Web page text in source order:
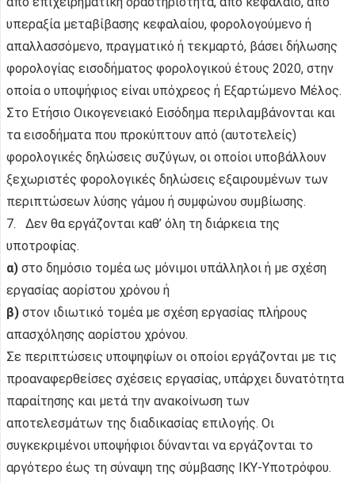
υπεραξία μεταβίβασης κεφαλαίου, φορολογούμενο ή
απαλλασσόμενο, πραγματικό ή τεκμαρτό, βάσει δήλωσης
φορολογίας εισοδήματος φορολογικού έτους 2020, στην
οποία ο υποψήφιος είναι υπόχρεος ή Εξαρτώμενο Μέλος.
Στο Ετήσιο Οικογενειακό Εισόδημα περιλαμβάνονται και
τα εισοδήματα που προκύπτουν από (αυτοτελείς)
φορολογικές δηλώσεις συζύγων, οι οποίοι υποβάλλουν
ξεχωριστές φορολογικές δηλώσεις εξαιρουμένων των
περιπτώσεων λύσης γάμου ή συμφώνου συμβίωσης.
7. Δεν θα εργάζονται καθ’ όλη τη διάρκεια της
υποτροφίας.
α) στο δημόσιο τομέα ως μόνιμοι υπάλληλοι ή με σχέση
εργασίας αορίστου χρόνου ή
β) στον ιδιωτικό τομέα με σχέση εργασίας πλήρους
απασχόλησης αορίστου χρόνου.
Σε περιπτώσεις υποψηφίων οι οποίοι εργάζονται με τις
προαναφερθείσες σχέσεις εργασίας, υπάρχει δυνατότητα
παραίτησης και μετά την ανακοίνωση των
αποτελεσμάτων της διαδικασίας επιλογής. Οι
συγκεκριμένοι υποψήφιοι δύνανται να εργάζονται το
αργότερο έως τη σύναψη της σύμβασης ΙΚΥ-Υποτρόφου.